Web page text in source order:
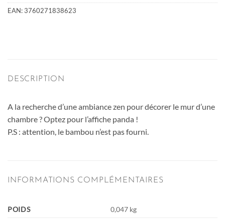
EAN:3760271838623
DESCRIPTION
A la recherche d’une ambiance zen pour décorer le mur d’une
chambre ? Optez pour l’affiche panda !
P.S : attention, le bambou n’est pas fourni.
INFORMATIONS COMPLÉMENTAIRES
POIDS 0,047 kg